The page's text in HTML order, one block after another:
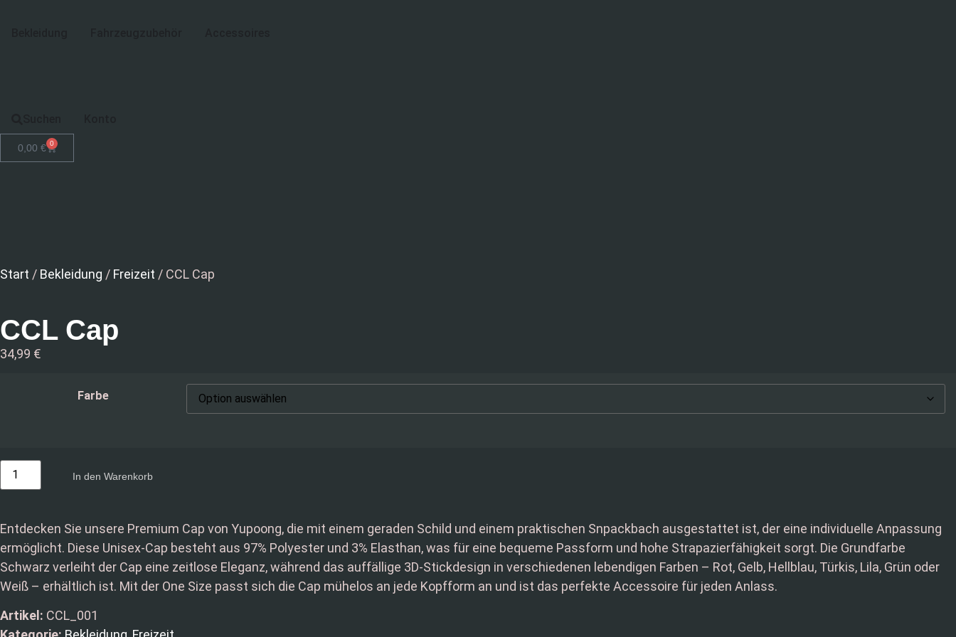
0,00 € 0
Start / Bekleidung / Freizeit / CCL Cap
CCL Cap
34,99 €
Farbe
In den Warenkorb
Entdecken Sie unsere Premium Cap von Yupoong, die mit einem geraden Schild und einem praktischen Snpackbach ausgestattet ist, der eine individuelle Anpassung
ermöglicht. Diese Unisex-Cap besteht aus 97% Polyester und 3% Elasthan, was für eine bequeme Passform und hohe Strapazierfähigkeit sorgt. Die Grundfarbe
Schwarz verleiht der Cap eine zeitlose Eleganz, während das auffällige 3D-Stickdesign in verschiedenen lebendigen Farben – Rot, Gelb, Hellblau, Türkis, Lila, Grün oder
Weiß – erhältlich ist. Mit der One Size passt sich die Cap mühelos an jede Kopfform an und ist das perfekte Accessoire für jeden Anlass.
Artikel: CCL_001